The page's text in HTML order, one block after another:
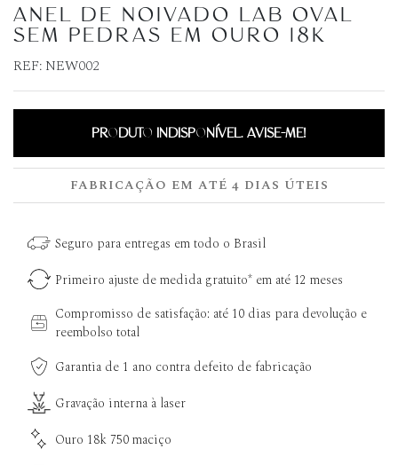
ANEL DE NOIVADO LAB OVAL
SEM PEDRAS EM OURO 18K
REF: NEW002
PRODUTO INDISPONÍVEL. AVISE-ME!
FABRICAÇÃO EM ATÉ 4 DIAS ÚTEIS
Seguro para entregas em todo o Brasil
Primeiro ajuste de medida gratuito* em até 12 meses
Compromisso de satisfação: até 10 dias para devolução e
reembolso total
Garantia de 1 ano contra defeito de fabricação
Gravação interna à laser
Ouro 18k 750 maciço